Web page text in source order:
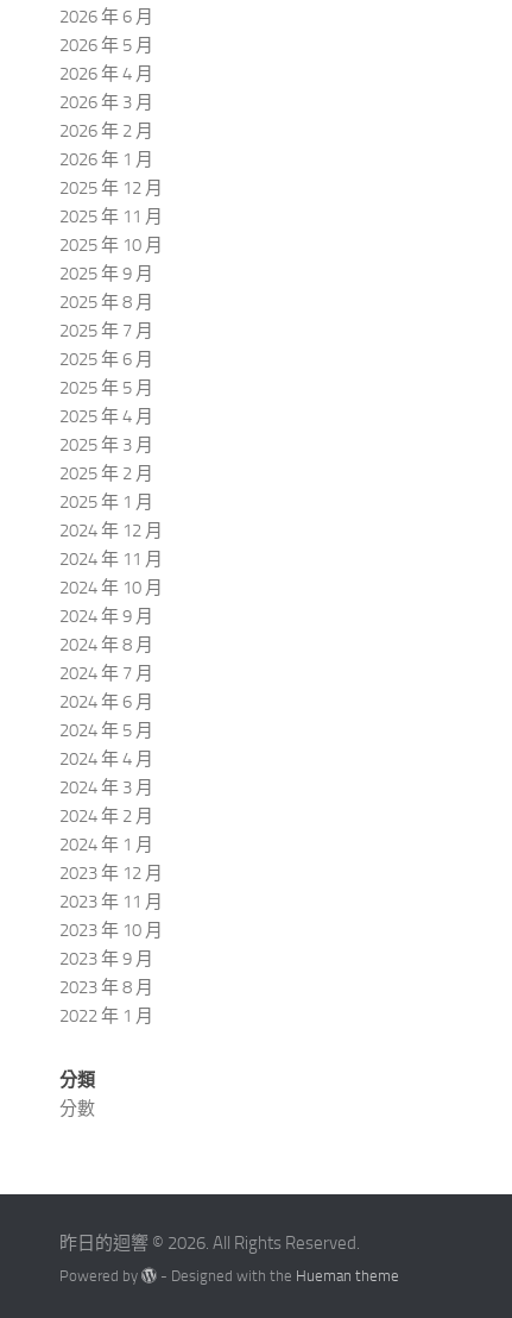
2026 年 6 月
2026 年 5 月
2026 年 4 月
2026 年 3 月
2026 年 2 月
2026 年 1 月
2025 年 12 月
2025 年 11 月
2025 年 10 月
2025 年 9 月
2025 年 8 月
2025 年 7 月
2025 年 6 月
2025 年 5 月
2025 年 4 月
2025 年 3 月
2025 年 2 月
2025 年 1 月
2024 年 12 月
2024 年 11 月
2024 年 10 月
2024 年 9 月
2024 年 8 月
2024 年 7 月
2024 年 6 月
2024 年 5 月
2024 年 4 月
2024 年 3 月
2024 年 2 月
2024 年 1 月
2023 年 12 月
2023 年 11 月
2023 年 10 月
2023 年 9 月
2023 年 8 月
2022 年 1 月
分類
分數
昨日的迴響 © 2026. All Rights Reserved.
Powered by - Designed with the Hueman theme